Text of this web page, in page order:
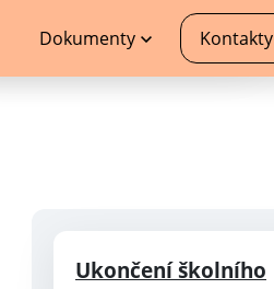
Dokumenty Kontakty
Ukončení školního